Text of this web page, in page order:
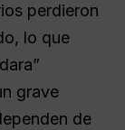
perdieron
lo que
grave
de